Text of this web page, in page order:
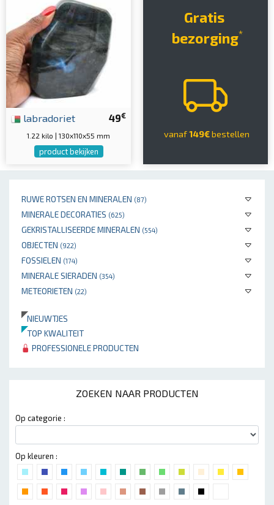
RUWE ROTSEN EN MINERALEN (87)
MINERALE DECORATIES (625)
GEKRISTALLISEERDE MINERALEN (554)
OBJECTEN (922)
FOSSIELEN (174)
MINERALE SIERADEN (354)
METEORIETEN (22)
NIEUWTJES
TOP KWALITEIT
PROFESSIONELE PRODUCTEN
ZOEKEN NAAR PRODUCTEN
Op categorie :
Op kleuren :
49€
labradoriet
1.22 kilo | 130x110x55 mm
product bekijken
Gratis
bezorging*
vanaf149€bestellen